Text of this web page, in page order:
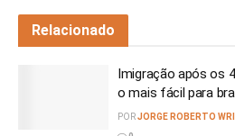
Relacionado
Imigração após os
o mais fácil para
PORJORGE ROBERTO